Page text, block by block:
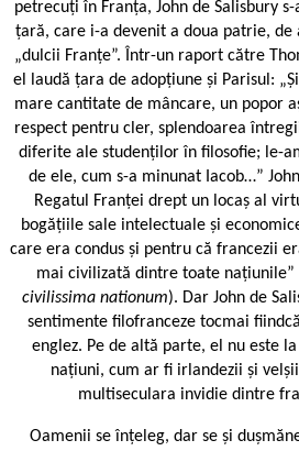
petrecuți în Franța, John de Salisbury
țară, care i-a devenit a doua patrie, de
„dulcii Franțe”. Într-un raport către
el laudă țara de adopțiune și Parisul:
mare cantitate de mâncare, un popor
respect pentru cler, splendoarea
diferite ale studenților în filosofie; le-
de ele, cum s-a minunat Iacob…”
Regatul Franței drept un locaș al
bogățiile sale intelectuale și
care era condus și pentru că francezii
mai civilizată dintre toate națiunile”
civilissima nationum). Dar John de
sentimente filofranceze tocmai
englez. Pe de altă parte, el nu este
națiuni, cum ar fi irlandezii și
multiseculara invidie dintre
Oamenii se înțeleg, dar se și